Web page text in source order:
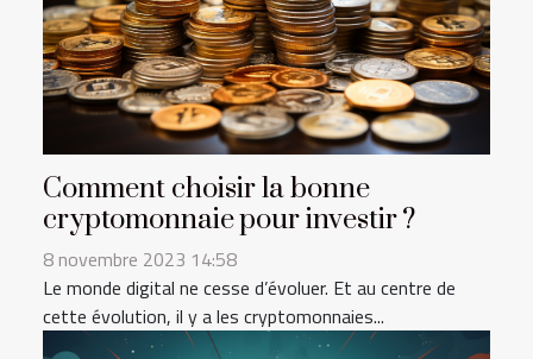
Comment choisir la bonne
cryptomonnaie pour investir ?
8 novembre 2023 14:58
Le monde digital ne cesse d’évoluer. Et au centre de
cette évolution, il y a les cryptomonnaies...